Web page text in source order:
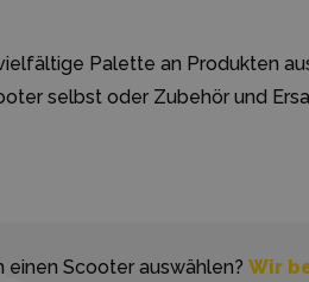
Palette an Produkten
selbst oder Zubehör und
einen Scooter auswählen? Wir